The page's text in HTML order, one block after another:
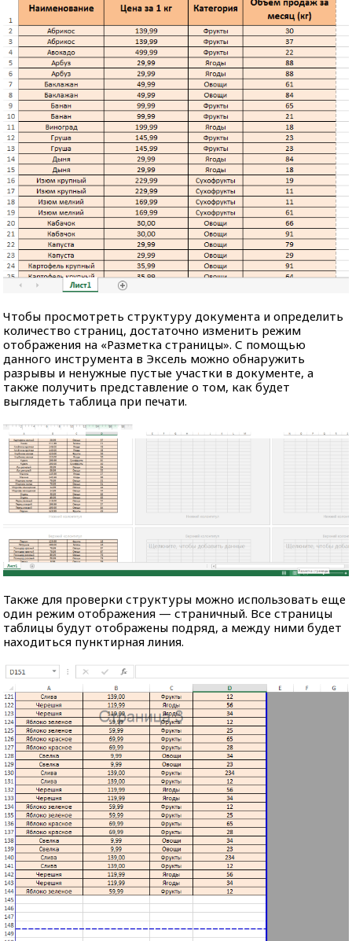
Чтобы просмотреть структуру документа и определить
количество страниц, достаточно изменить режим
отображения на «Разметка страницы». С помощью
данного инструмента в Эксель можно обнаружить
разрывы и ненужные пустые участки в документе, а
также получить представление о том, как будет
выглядеть таблица при печати.
Также для проверки структуры можно использовать еще
один режим отображения — страничный. Все страницы
таблицы будут отображены подряд, а между ними будет
находиться пунктирная линия.